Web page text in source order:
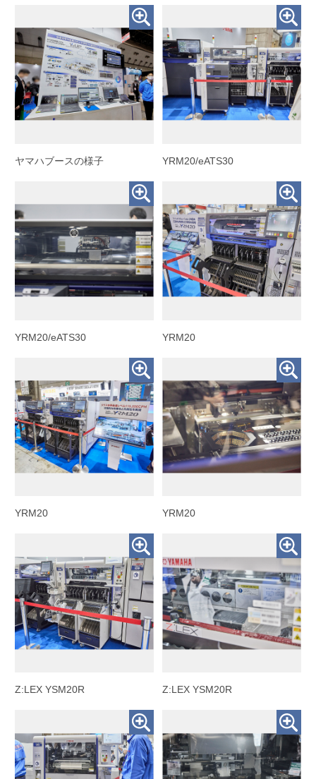
ヤマハブースの様子 YRM20/eATS30
YRM20/eATS30 YRM20
YRM20 YRM20
Z:LEX YSM20R Z:LEX YSM20R